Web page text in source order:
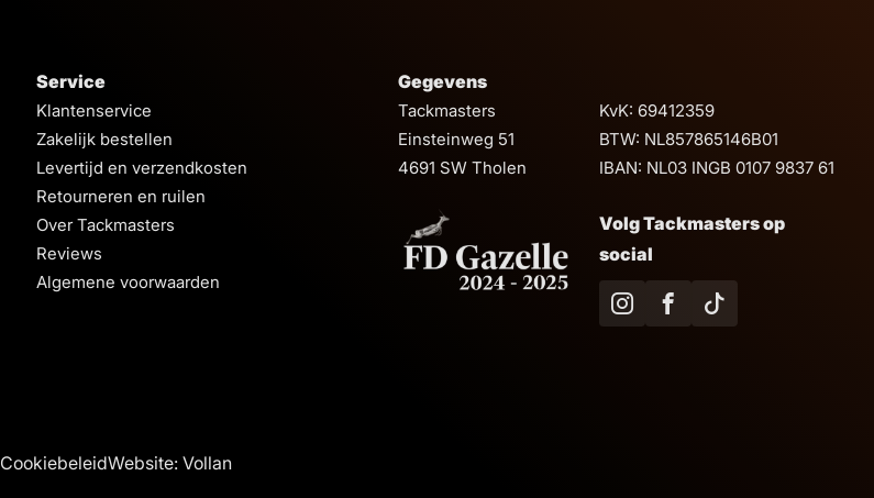
Service
Klantenservice
Zakelijk bestellen
Levertijd en verzendkosten
Retourneren en ruilen
Over Tackmasters
Reviews
Algemene voorwaarden
Gegevens
Tackmasters
Einsteinweg 51
4691 SW Tholen
KvK: 69412359
BTW: NL857865146B01
IBAN: NL03 INGB 0107 9837 61
Volg Tackmasters op
social
CookiebeleidWebsite: Vollan